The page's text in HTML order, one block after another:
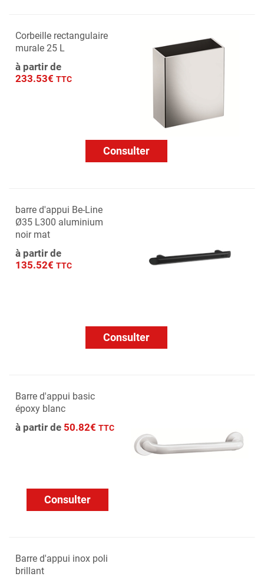
Corbeille rectangulaire
murale 25 L
à partir de
233.53€ TTC
Consulter
barre d'appui Be-Line
Ø35 L300 aluminium
noir mat
à partir de
135.52€ TTC
Consulter
Barre d'appui basic
époxy blanc
à partir de 50.82€ TTC
Consulter
Barre d'appui inox poli
brillant